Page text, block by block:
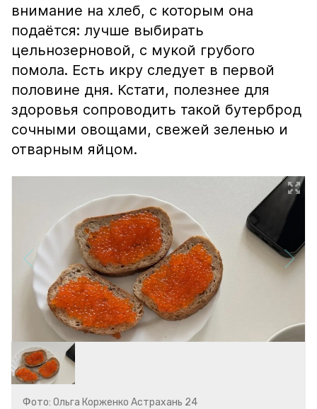
внимание на хлеб, с которым она
подаётся: лучше выбирать
цельнозерновой, с мукой грубого
помола. Есть икру следует в первой
половине дня. Кстати, полезнее для
здоровья сопроводить такой бутерброд
сочными овощами, свежей зеленью и
отварным яйцом.
Фото: Ольга Корженко Астрахань 24